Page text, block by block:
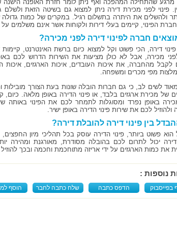
מרגע שהתחילה המהפכה ואף ניתן לומר חזרת האופנה
פינוי לפני מכירת דירה ניתן למצוא גם בשיטה הזאת ולשלם
ולהשלים את היתרה בתשלום רגיל. במקרים של כמות
חברת הפינוי, קיימים בעלי דירות ולקוחות אשר אינם משלמים על
חברה לפינוי דירה לפני מכירה?
דירה, הכי פשוט וקל למצוא כיום ברשת האינטרנט, קיימות
מכירה, אבל לא כולן מציעות את השירות הדרוש לכם
לקבל מהחברה, את איכות העובדים, איכות הארגזים, איכות
מפי מכרים ומשפחה.
לשים לב, כי גם חברות הובלה שונות בעת הצורך מובילות
של מכירת ארגזים בלבד, או פינוי הדירה באופן מלאה. כיום,
באופן נפרד ומסוגלות לתמחר לכם את הפינוי באותה
ולהוזיל לכם את שירות פינוי הדירה באופן ישיר.
בין פינוי דירה להובלת דירה?
פשוט ביותר, פינוי הדירה עוסק בכל תהליכי מיון
יכול לתרום לכם בהובלה מסודרת, מאורגנת ומהירה
את כמות הארגזים על ידי אריזה מתוחכמת וחכמה ובכך
נוספות :
בפייסבוק הדפס כתבה שלח כתבה לחבר הוסף